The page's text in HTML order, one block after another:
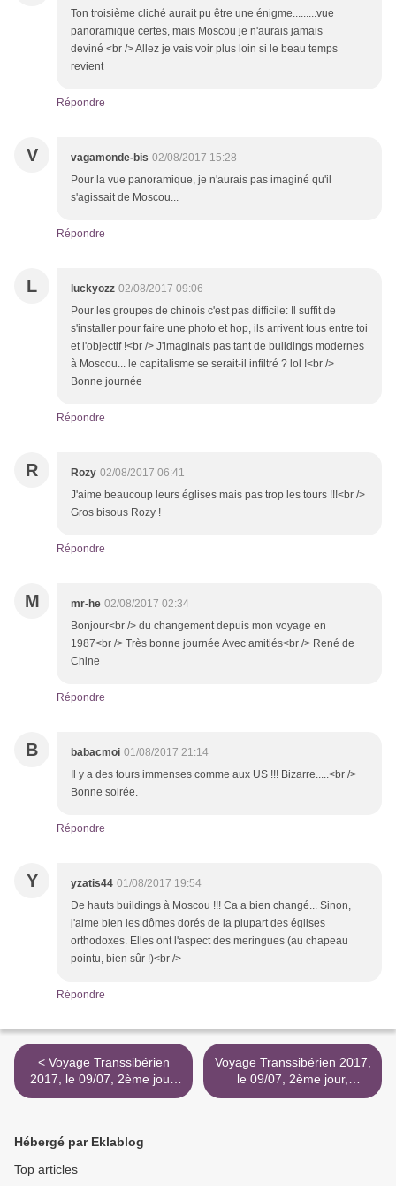
Ton troisième cliché aurait pu être une énigme.........vue
panoramique certes, mais Moscou je n'aurais jamais
deviné <br /> Allez je vais voir plus loin si le beau temps
revient
Répondre
V vagamonde-bis 02/08/2017 15:28
Pour la vue panoramique, je n'aurais pas imaginé qu'il
s'agissait de Moscou...
Répondre
L luckyozz 02/08/2017 09:06
Pour les groupes de chinois c'est pas difficile: Il suffit de
s'installer pour faire une photo et hop, ils arrivent tous entre toi
et l'objectif !<br /> J'imaginais pas tant de buildings modernes
à Moscou... le capitalisme se serait-il infiltré ? lol !<br />
Bonne journée
Répondre
R Rozy 02/08/2017 06:41
J'aime beaucoup leurs églises mais pas trop les tours !!!<br />
Gros bisous Rozy !
Répondre
M mr-he 02/08/2017 02:34
Bonjour<br /> du changement depuis mon voyage en
1987<br /> Très bonne journée Avec amitiés<br /> René de
Chine
Répondre
B babacmoi 01/08/2017 21:14
Il y a des tours immenses comme aux US !!! Bizarre.....<br />
Bonne soirée.
Répondre
Y yzatis44 01/08/2017 19:54
De hauts buildings à Moscou !!! Ca a bien changé... Sinon,
j'aime bien les dômes dorés de la plupart des églises
orthodoxes. Elles ont l'aspect des meringues (au chapeau
pointu, bien sûr !)<br />
Répondre
< Voyage Transsibérien
2017, le 09/07, 2ème jour,
Moscou (3)
Voyage Transsibérien 2017,
le 09/07, 2ème jour,
Moscou sur le vif >
Hébergé par Eklablog
Top articles